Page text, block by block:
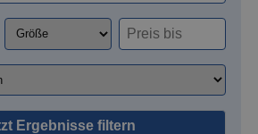
Ergebnisse filtern